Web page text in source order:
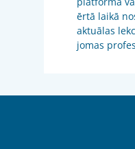
ērtā laikā
aktuālas
jomas